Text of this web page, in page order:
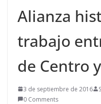
Alianza
trabajo
de Centro
3 de septiembre de 2016
0 Comments